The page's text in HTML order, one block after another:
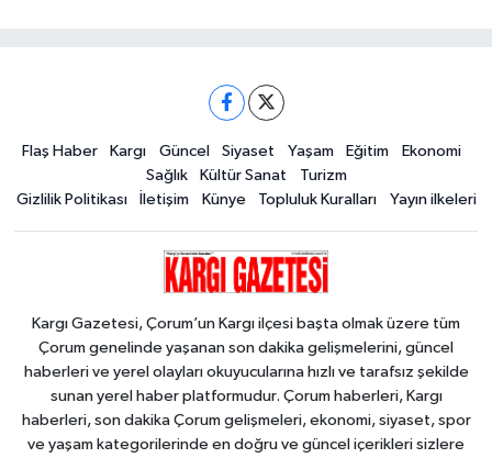
Flaş Haber Kargı Güncel Siyaset Yaşam Eğitim
Ekonomi
Sağlık
Kültür Sanat
Turizm
Gizlilik Politikası
İletişim Künye Topluluk Kuralları Yayın ilkeleri
Kargı Gazetesi, Çorum’un Kargı ilçesi başta olmak üzere tüm
Çorum genelinde yaşanan son dakika gelişmelerini, güncel
haberleri ve yerel olayları okuyucularına hızlı ve tarafsız şekilde
sunan yerel haber platformudur. Çorum haberleri, Kargı
haberleri, son dakika Çorum gelişmeleri, ekonomi, siyaset, spor
ve yaşam kategorilerinde en doğru ve güncel içerikleri sizlere